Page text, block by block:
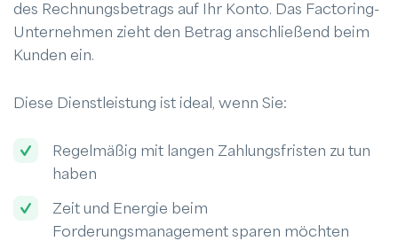
des Rechnungsbetrags auf Ihr Konto. Das Factoring-
Unternehmen zieht den Betrag anschließend beim
Kunden ein.
Diese Dienstleistung ist ideal, wenn Sie:
Regelmäßig mit langen Zahlungsfristen zu tun
haben
Zeit und Energie beim
Forderungsmanagement sparen möchten